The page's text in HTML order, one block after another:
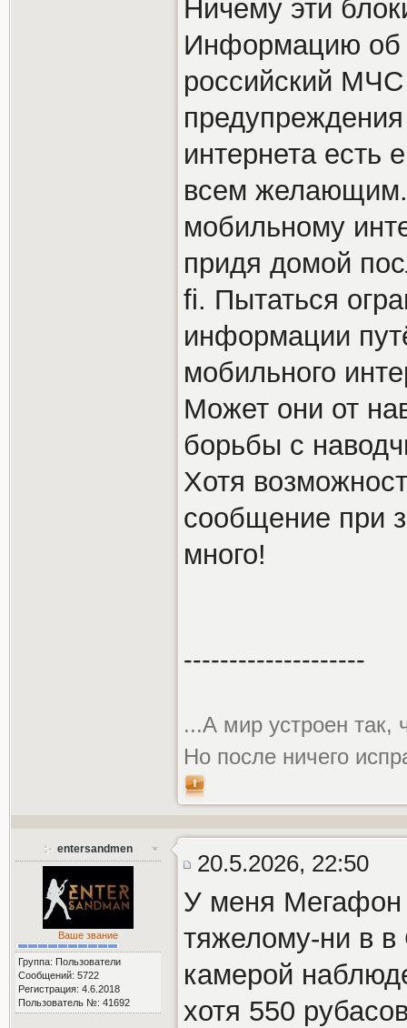
Ничему эти
Информацию об
российский
интернета есть
всем
мобильному
придя домой
fi. Пытаться
информации
мобильного
Может они от
борьбы с
Хотя
сообщение при
много!
--------------------
...А мир устроен так,
Но после ничего
entersandmen
Ваше звание
Группа: Пользователи
Сообщений: 5722
Регистрация: 4.6.2018
Пользователь №: 41692
20.5.2026, 22:50
У меня Мегафон
тяжелому-ни в в
камерой
хотя 550